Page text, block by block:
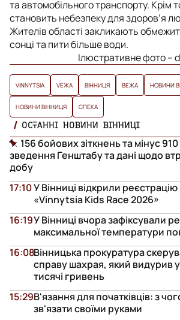
та автомобільного транспорту. Крім
становить небезпеку для здоров’я
Жителів області закликають
сонці та пити більше води.
Ілюстративне фото –
VINNYTSIA VЕЖА ВІННИЦЯ ВЕЖА НОВИНИ
НОВИНИ ВІННИЦЯ СПЕКА
ОСТАННІ НОВИНИ ВІННИЦІ
156 бойових зіткнень та мінус
зведення Генштабу та дані щодо
добу
У Вінниці відкрили
«Vinnytsia Kids Race 2026»
17:10
У Вінниці вчора зафіксували
максимальної температури
16:19
Вінницька прокуратура
справу шахрая, який видурив
тисячі гривень
16:08
В'язання для початківців: з
зв'язати своїми руками
15:29